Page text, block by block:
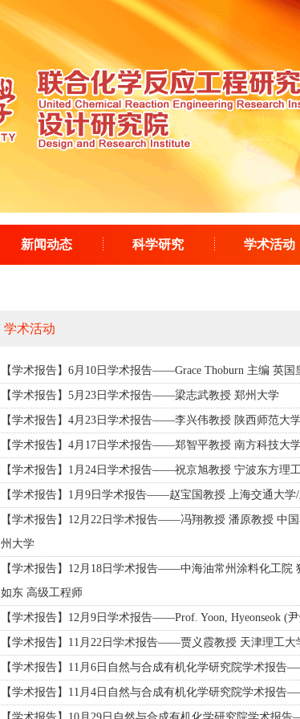
新闻动态 科学研究 学术活动
学术活动
【学术报告】6月10日学术报告——Grace Thoburn 主编 英国
【学术报告】5月23日学术报告——梁志武教授 郑州大学
【学术报告】4月23日学术报告——李兴伟教授 陕西师范大
【学术报告】4月17日学术报告——郑智平教授 南方科技大
【学术报告】1月24日学术报告——祝京旭教授 宁波东方理
【学术报告】1月9日学术报告——赵宝国教授 上海交通大学
【学术报告】12月22日学术报告——冯翔教授 潘原教授 中
州大学
【学术报告】12月18日学术报告——中海油常州涂料化工院
如东 高级工程师
【学术报告】12月9日学术报告——Prof. Yoon, Hyeonseok (
【学术报告】11月22日学术报告——贾义霞教授 天津理工大
【学术报告】11月6日自然与合成有机化学研究院学术报
【学术报告】11月4日自然与合成有机化学研究院学术报